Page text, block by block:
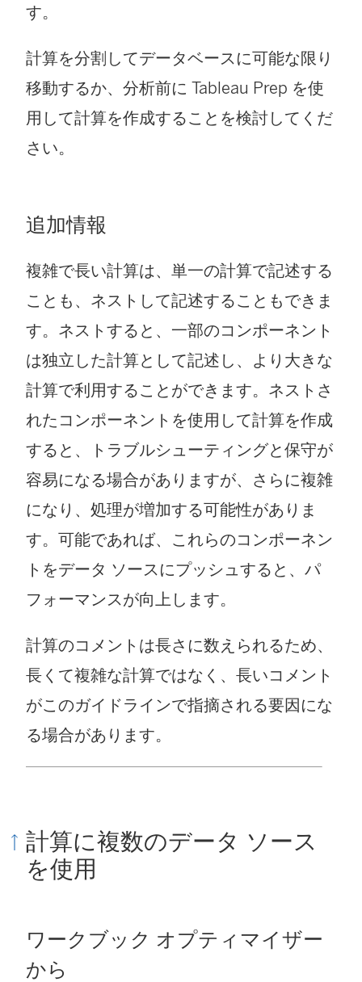
す。
計算を分割してデータベースに可能な限り
移動するか、分析前に Tableau Prep を使
用して計算を作成することを検討してくだ
さい。
追加情報
複雑で長い計算は、単一の計算で記述する
ことも、ネストして記述することもできま
す。ネストすると、一部のコンポーネント
は独立した計算として記述し、より大きな
計算で利用することができます。ネストさ
れたコンポーネントを使用して計算を作成
すると、トラブルシューティングと保守が
容易になる場合がありますが、さらに複雑
になり、処理が増加する可能性がありま
す。可能であれば、これらのコンポーネン
トをデータ ソースにプッシュすると、パ
フォーマンスが向上します。
計算のコメントは長さに数えられるため、
長くて複雑な計算ではなく、長いコメント
がこのガイドラインで指摘される要因にな
る場合があります。
計算に複数のデータ ソース
を使用
ワークブック オプティマイザー
から